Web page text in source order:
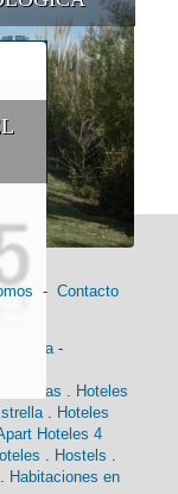
- Contacto
Historia-
Estrellas . Hoteles
. Hoteles
Hoteles 4
. Hostels .
. Habitaciones en